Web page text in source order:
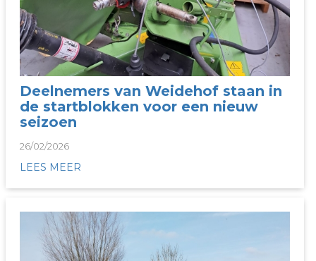
Deelnemers van Weidehof staan in
de startblokken voor een nieuw
seizoen
26/02/2026
LEES MEER